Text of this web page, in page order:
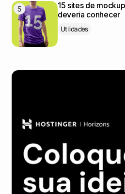
15 sites de
deveria conhecer
Utilidades